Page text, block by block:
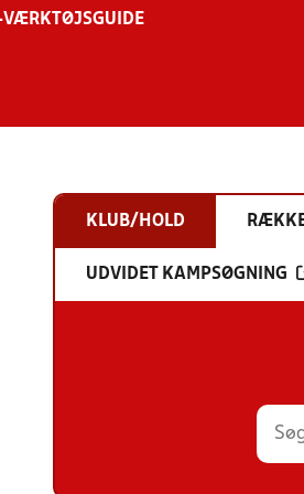
VÆRKTØJSGUIDE
KLUB/HOLD
UDVIDET KAMPSØGNING